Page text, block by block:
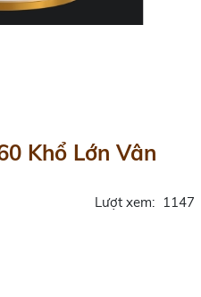
Khổ Lớn Vân
Lượt xem: 1147